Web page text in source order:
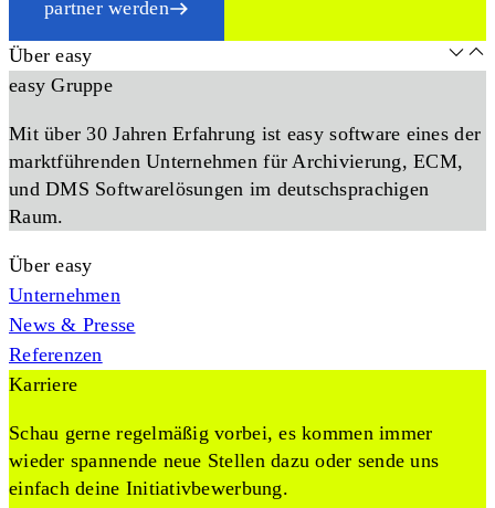
partner werden
Über easy
easy Gruppe
Mit über 30 Jahren Erfahrung ist easy software eines der
marktführenden Unternehmen für Archivierung, ECM,
und DMS Softwarelösungen im deutschsprachigen
Raum.
Über easy
Unternehmen
News & Presse
Referenzen
Karriere
Schau gerne regelmäßig vorbei, es kommen immer
wieder spannende neue Stellen dazu oder sende uns
einfach deine Initiativbewerbung.